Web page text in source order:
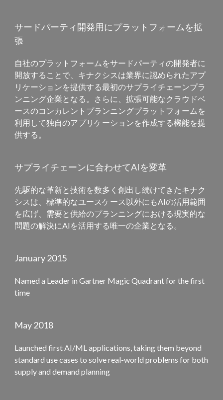
サードパーティ開発用にプラットフォームを拡
張
自社のプラットフォームをサードパーティの開発者に
開放することで、キナクシスは業界に認められたアプ
リケーションを提供する最初のサプライチェーンプラ
ンニング企業となる。さらに、拡張可能なクラウドベ
ースのコンカレントプランニングプラットフォームを
利用して独自のアプリケーションを作成する機能を提
供する。
サプライチェーンに合わせてAIを変革
先駆的な革新と技術を数多く創出し続けてきたキナク
シスは、標準的なユースケース以外にもAIの活用範囲
を広げ、需要と供給のプランニングにおける現実的な
問題の解決にAIを活用する唯一の企業となる。
January 2015
Named a Leader in Gartner Magic Quadrant for the first
time
May 2018
Launched first AI/ML applications, taking them beyond
standard use cases to solve real-world problems for both
supply and demand planning